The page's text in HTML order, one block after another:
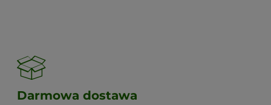
Darmowa dostawa